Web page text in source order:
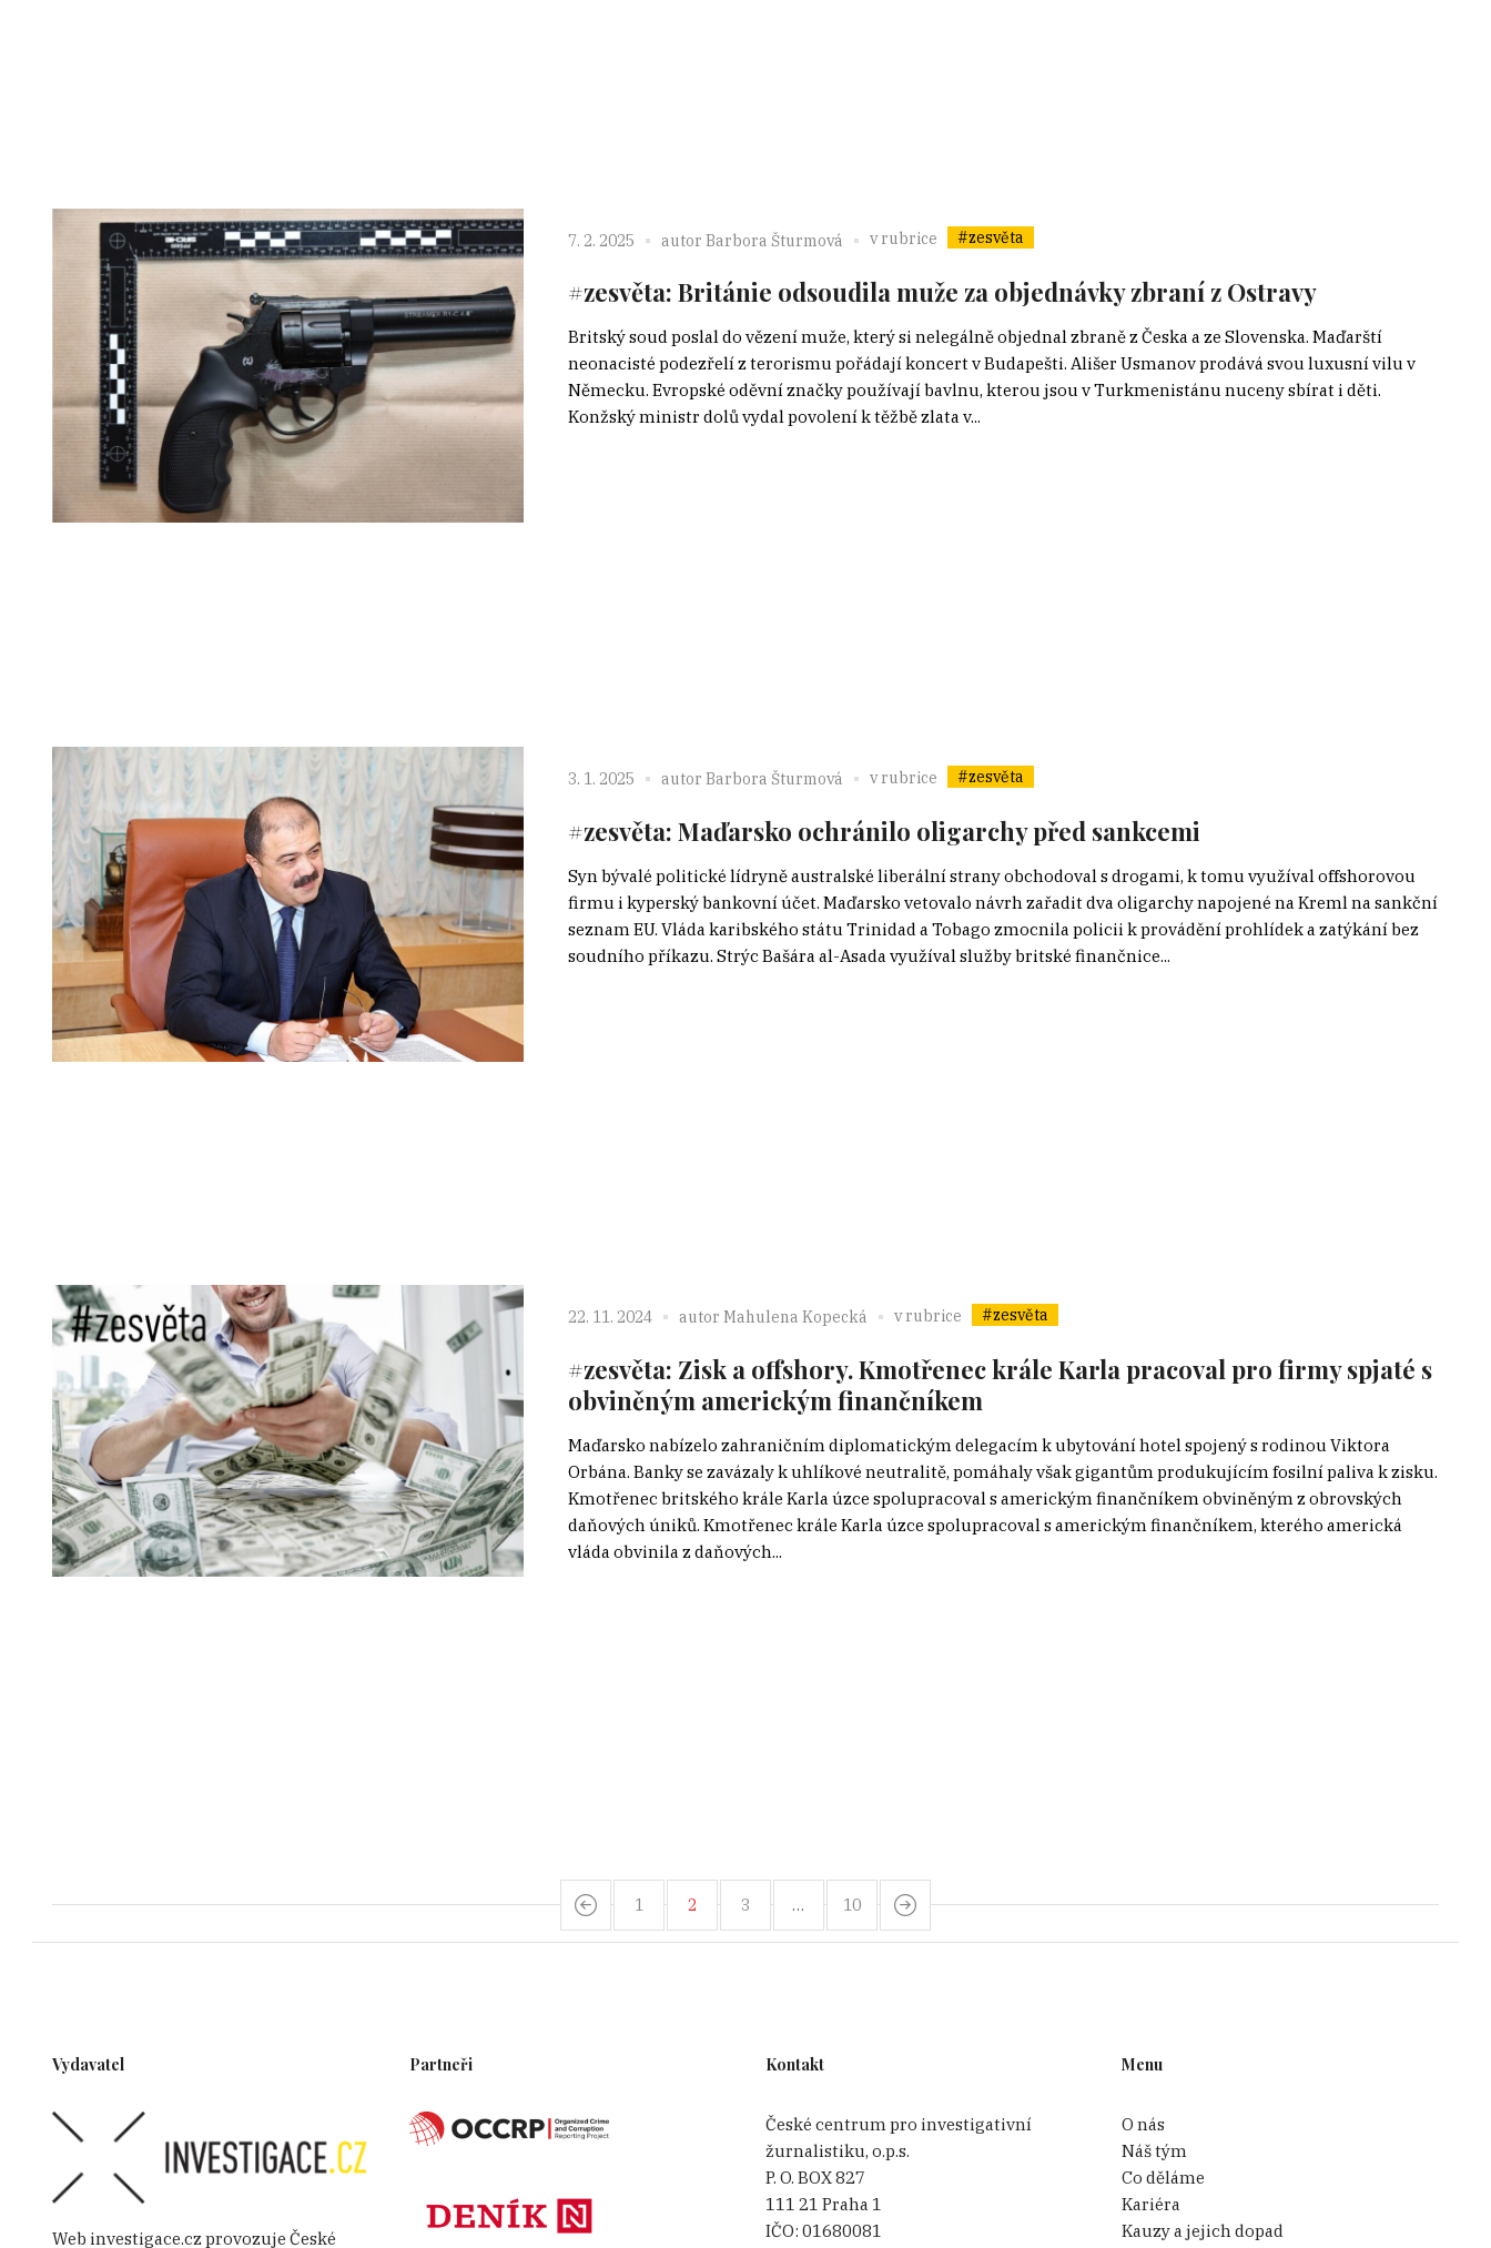
7. 2. 2025 autor Barbora Šturmová v rubrice #zesvěta
#zesvěta: Británie odsoudila muže za objednávky zbraní z Ostravy
Britský soud poslal do vězení muže, který si nelegálně objednal zbraně z Česka a ze Slovenska. Maďarští
neonacisté podezřelí z terorismu pořádají koncert v Budapešti. Ališer Usmanov prodává svou luxusní vilu v
Německu. Evropské oděvní značky používají bavlnu, kterou jsou v Turkmenistánu nuceny sbírat i děti.
Konžský ministr dolů vydal povolení k těžbě zlata v...
3. 1. 2025 autor Barbora Šturmová v rubrice #zesvěta
#zesvěta: Maďarsko ochránilo oligarchy před sankcemi
Syn bývalé politické lídryně australské liberální strany obchodoval s drogami, k tomu využíval offshorovou
firmu i kyperský bankovní účet. Maďarsko vetovalo návrh zařadit dva oligarchy napojené na Kreml na sankční
seznam EU. Vláda karibského státu Trinidad a Tobago zmocnila policii k provádění prohlídek a zatýkání bez
soudního příkazu. Strýc Bašára al-Asada využíval služby britské finančnice...
22. 11. 2024 autor Mahulena Kopecká v rubrice #zesvěta
#zesvěta: Zisk a offshory. Kmotřenec krále Karla pracoval pro firmy spjaté s
obviněným americkým finančníkem
Maďarsko nabízelo zahraničním diplomatickým delegacím k ubytování hotel spojený s rodinou Viktora
Orbána. Banky se zavázaly k uhlíkové neutralitě, pomáhaly však gigantům produkujícím fosilní paliva k zisku.
Kmotřenec britského krále Karla úzce spolupracoval s americkým finančníkem obviněným z obrovských
daňových úniků. Kmotřenec krále Karla úzce spolupracoval s americkým finančníkem, kterého americká
vláda obvinila z daňových...
1 2 3 … 10
Vydavatel
Web investigace.cz provozuje České
Partneři Kontakt
České centrum pro investigativní
žurnalistiku, o.p.s.
P. O. BOX 827
111 21 Praha 1
IČO: 01680081
Menu
O nás
Náš tým
Co děláme
Kariéra
Kauzy a jejich dopad